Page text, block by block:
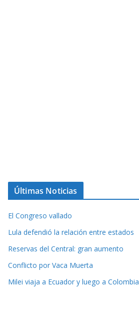
Últimas Noticias
El Congreso vallado
Lula defendió la relación entre estados
Reservas del Central: gran aumento
Conflicto por Vaca Muerta
Milei viaja a Ecuador y luego a Colombia